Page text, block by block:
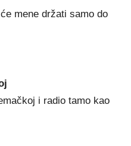
mene držati samo do
i radio tamo kao